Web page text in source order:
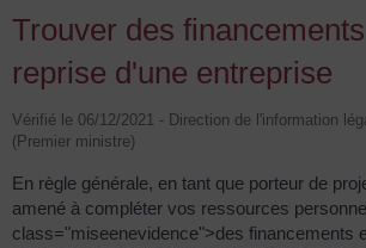
Trouver des
reprise d'une entreprise
Vérifié le 06/12/2021 - Direction de l'information
(Premier ministre)
En règle générale, en tant que porteur de
amené à compléter vos ressources
class="miseenevidence">des financements